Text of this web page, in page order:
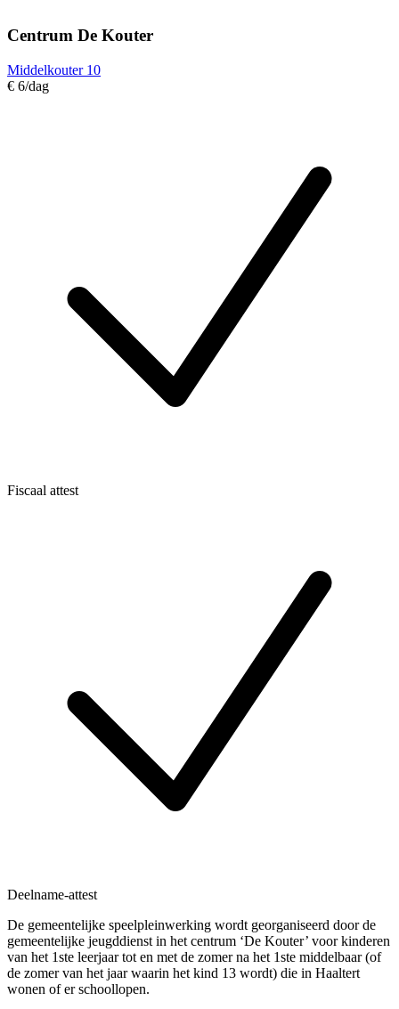
Centrum De Kouter
Middelkouter 10
€ 6/dag
Fiscaal attest
Deelname-attest
De gemeentelijke speelpleinwerking wordt georganiseerd door de
gemeentelijke jeugddienst in het centrum ‘De Kouter’ voor kinderen
van het 1ste leerjaar tot en met de zomer na het 1ste middelbaar (of
de zomer van het jaar waarin het kind 13 wordt) die in Haaltert
wonen of er schoollopen.